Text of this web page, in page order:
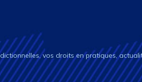
vos droits en pratiques,